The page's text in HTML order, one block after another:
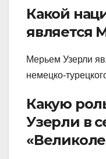
Какой
является
Мерьем Узерли
немецко-
Какую
Узерли в